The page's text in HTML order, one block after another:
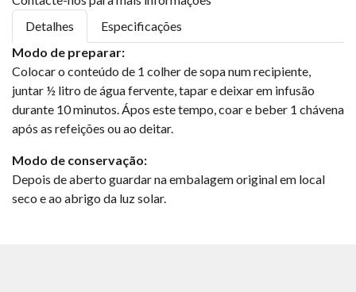
Detalhes
Especificações
Modo de preparar:
Colocar o conteúdo de 1 colher de sopa num recipiente,
juntar ½ litro de água fervente, tapar e deixar em infusão
durante 10 minutos. Ápos este tempo, coar e beber 1 chávena
após as refeições ou ao deitar.
Modo de conservação:
Depois de aberto guardar na embalagem original em local
seco e ao abrigo da luz solar.